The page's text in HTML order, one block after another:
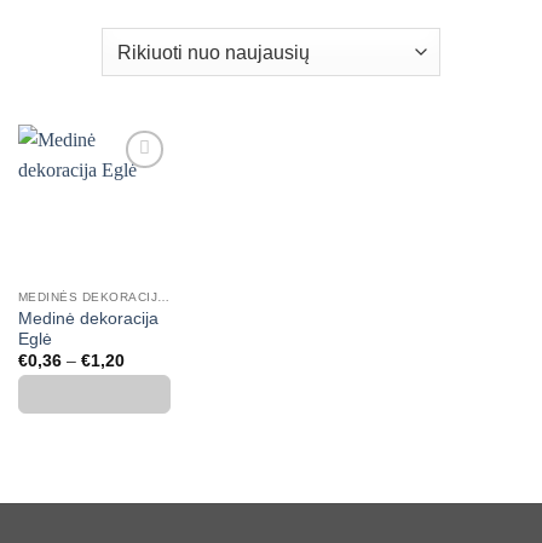
Medinė dekoracija
Eglė
€0,36 – €1,20Price
range:
through